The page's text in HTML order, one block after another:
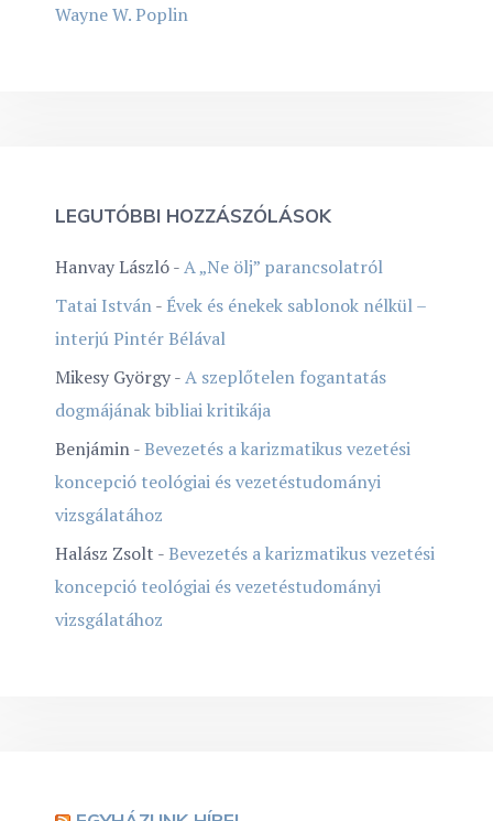
Wayne W. Poplin
LEGUTÓBBI HOZZÁSZÓLÁSOK
Hanvay László-A „Ne ölj” parancsolatról
Tatai István- Évek és énekek sablonok nélkül –
interjú Pintér Bélával
Mikesy György-A szeplőtelen fogantatás
dogmájának bibliai kritikája
Benjámin-Bevezetés a karizmatikus vezetési
koncepció teológiai és vezetéstudományi
vizsgálatához
Halász Zsolt -Bevezetés a karizmatikus vezetési
koncepció teológiai és vezetéstudományi
vizsgálatához